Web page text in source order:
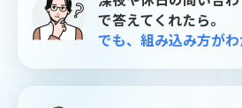
で答えてくれたら。
でも、組み込み方がわ